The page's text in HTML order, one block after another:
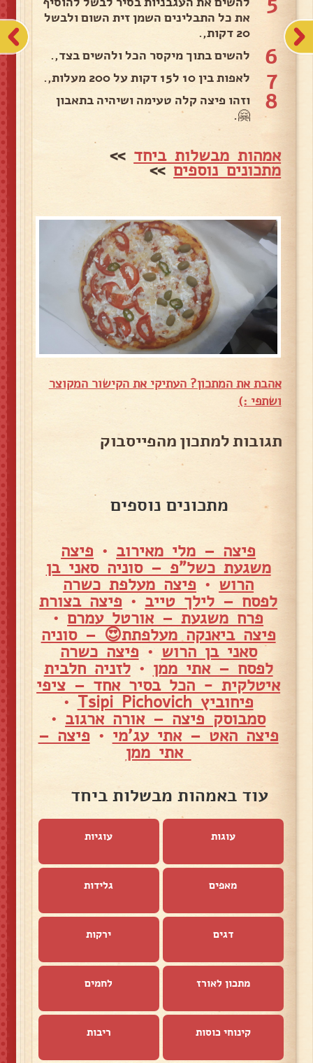
את כל התבלינים השמן זית השום ולבשל
20 דקות,.
6 להשים בתוך מיקסר הכל ולהשים בצד,.
7 לאפות בין 10 ל15 דקות על 200 מעלות,.
8
וזהו פיצה קלה טעימה ושיהיה בתאבון
🤗.
אמהות מבשלות ביחד >>
מתכונים נוספים>>
אהבת את המתכון? העתיקי את הקישור המקוצר
ושתפי :)
תגובות למתכון מהפייסבוק
מתכונים נוספים
פיצה – מלי מאירוב • פיצה
משגעת כשל"פ – סוניה סאני בן
הרוש • פיצה מעלפת כשרה
לפסח – לילך טייב • פיצה בצורת
פרח משגעת – אורטל עמרם •
פיצה ביאנקה מעלפתת😍 – סוניה
סאני בן הרוש • פיצה כשרה
לפסח – אתי ממן •לזניה חלבית
איטלקית - הכל בסיר אחד – ציפי
פיחוביץ Tsipi Pichovich •
סמבוסק פיצה – אורה ארגוב •
פיצה האט – אתי עג'מי • פיצה –
אתי ממן
עוד באמהות מבשלות ביחד
עוגות עוגיות
מאפים גלידות
דגים ירקות
מתכון לאורז לחמים
קינוחי כוסות ריבות